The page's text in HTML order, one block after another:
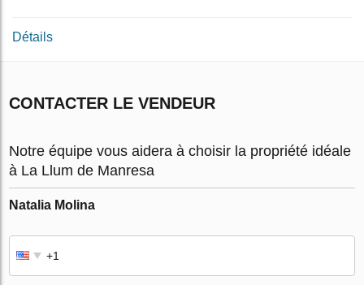
Détails
CONTACTER LE VENDEUR
Notre équipe vous aidera à choisir la propriété idéale
à La Llum de Manresa
Natalia Molina